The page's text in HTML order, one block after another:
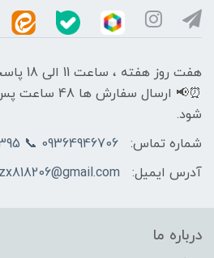
هفت
⏰📢 ارسال
شود.
شماره تماس:
09364946706 📞 02166184395 ☎️
آدرس ایمیل:
درباره ما